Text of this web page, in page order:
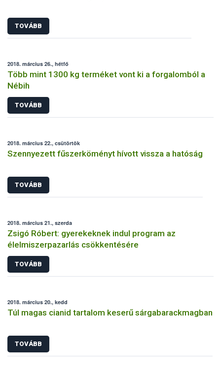
TOVÁBB
2018. március 26., hétfő
Több mint 1300 kg terméket vont ki a forgalomból a
Nébih
TOVÁBB
2018. március 22., csütörtök
Szennyezett fűszerköményt hívott vissza a hatóság
TOVÁBB
2018. március 21., szerda
Zsigó Róbert: gyerekeknek indul program az
élelmiszerpazarlás csökkentésére
TOVÁBB
2018. március 20., kedd
Túl magas cianid tartalom keserű sárgabarackmagban
TOVÁBB